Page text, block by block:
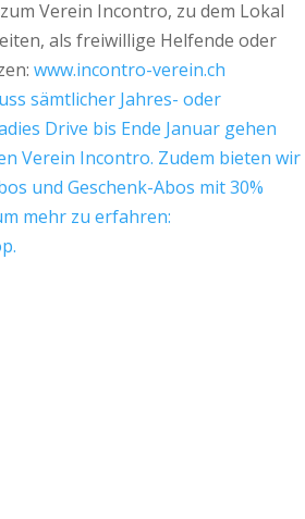
Verein Incontro, zu dem Lokal
als freiwillige Helfende oder
www.incontro-verein.ch
sämtlicher Jahres- oder
Drive bis Ende Januar gehen
Verein Incontro. Zudem bieten wir
und Geschenk-Abos mit 30%
mehr zu erfahren: